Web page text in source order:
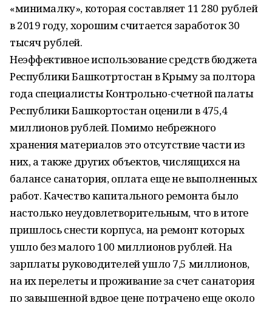
«минималку», которая составляет 11 280 рублей
в 2019 году, хорошим считается заработок 30
тысяч рублей.
Неэффективное использование средств бюджета
Республики Башкотртостан в Крыму за полтора
года специалисты Контрольно-счетной палаты
Республики Башкортостан оценили в 475,4
миллионов рублей. Помимо небрежного
хранения материалов это отсутствие части из
них, а также других объектов, числящихся на
балансе санатория, оплата еще не выполненных
работ. Качество капитального ремонта было
настолько неудовлетворительным, что в итоге
пришлось снести корпуса, на ремонт которых
ушло без малого 100 миллионов рублей. На
зарплаты руководителей ушло 7,5 миллионов,
на их перелеты и проживание за счет санатория
по завышенной вдвое цене потрачено еще около